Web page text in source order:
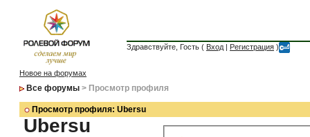
Здравствуйте, Гость ( Вход | Регистрация )
Новое на форумах
Все форумы > Просмотр профиля
Просмотр профиля: Ubersu
Ubersu